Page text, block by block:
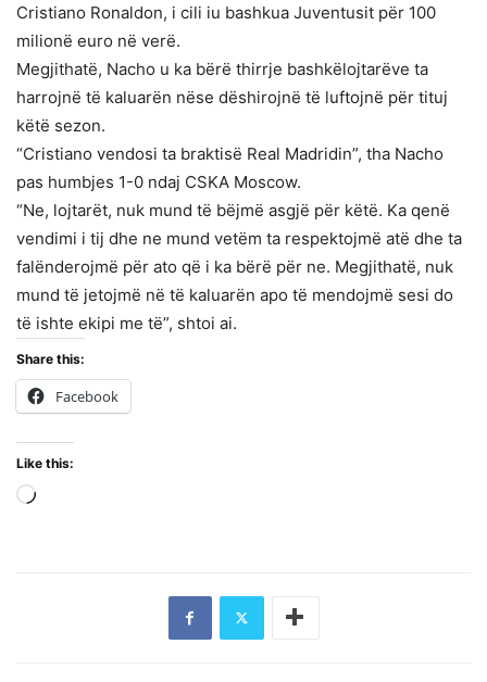
Cristiano Ronaldon, i cili iu bashkua Juventusit për 100
milionë euro në verë.
Megjithatë, Nacho u ka bërë thirrje bashkëlojtarëve ta
harrojnë të kaluarën nëse dëshirojnë të luftojnë për tituj
këtë sezon.
“Cristiano vendosi ta braktisë Real Madridin”, tha Nacho
pas humbjes 1-0 ndaj CSKA Moscow.
“Ne, lojtarët, nuk mund të bëjmë asgjë për këtë. Ka qenë
vendimi i tij dhe ne mund vetëm ta respektojmë atë dhe ta
falënderojmë për ato që i ka bërë për ne. Megjithatë, nuk
mund të jetojmë në të kaluarën apo të mendojmë sesi do
të ishte ekipi me të”, shtoi ai.
Share this:
Facebook
Like this: